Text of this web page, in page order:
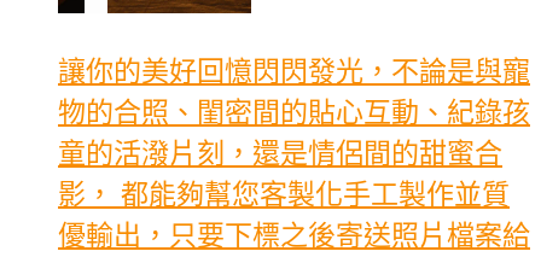
讓你的美好回憶閃閃發光，不論是與寵
物的合照、閨密間的貼心互動、紀錄孩
童的活潑片刻，還是情侶間的甜蜜合
影， 都能夠幫您客製化手工製作並質
優輸出，只要下標之後寄送照片檔案給